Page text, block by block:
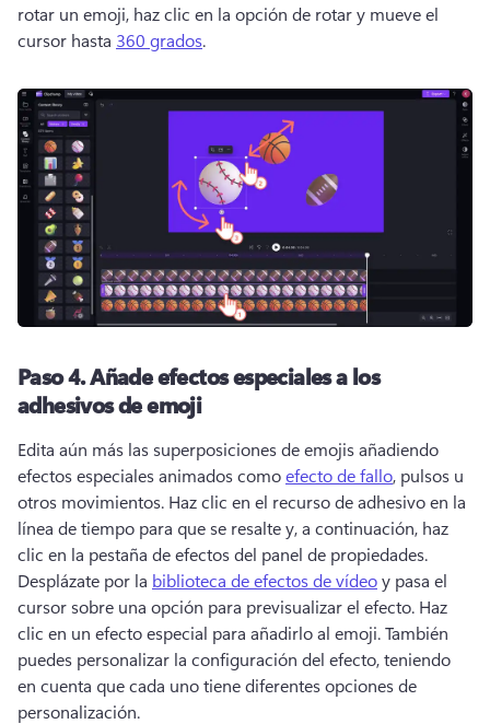
rotar un emoji, haz clic en la opción de rotar y mueve el
cursor hasta 360 grados.
Paso 4.Añade efectos especiales a los
adhesivos de emoji
Edita aún más las superposiciones de emojis añadiendo
efectos especiales animados como efecto de fallo, pulsos u
otros movimientos. Haz clic en el recurso de adhesivo en la
línea de tiempo para que se resalte y, a continuación, haz
Desplázate por la biblioteca de efectos de vídeo y pasa el
cursor sobre una opción para previsualizar el efecto. Haz
clic en un efecto especial para añadirlo al emoji. También
puedes personalizar la configuración del efecto, teniendo
en cuenta que cada uno tiene diferentes opciones de
personalización.